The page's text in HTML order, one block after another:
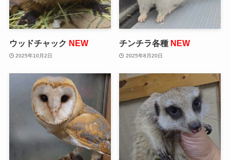
ウッドチャック NEW
2025年10月2日
チンチラ各種 NEW
2025年8月20日